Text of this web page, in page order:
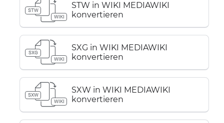
STW
WIKI
STW in WIKI MEDIAWIKI
konvertieren
SXG
WIKI
SXG in WIKI MEDIAWIKI
konvertieren
SXW
WIKI
SXW in WIKI MEDIAWIKI
konvertieren